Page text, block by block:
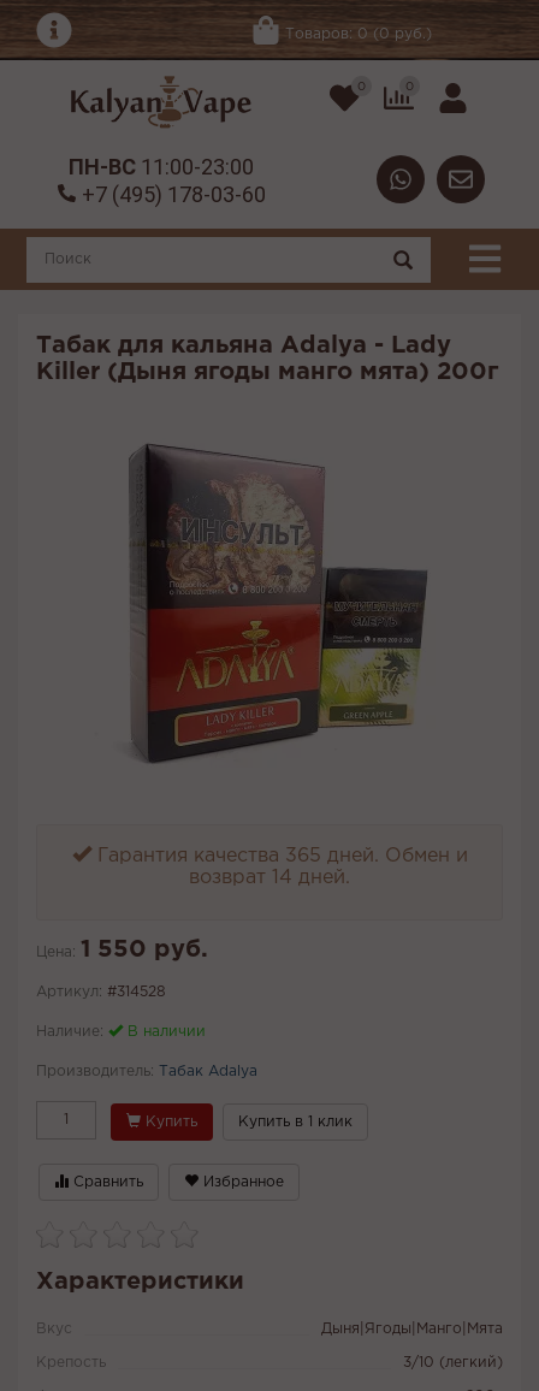
Товаров: 0 (0 руб.)
0 0
ПН-ВС 11:00-23:00
+7 (495) 178-03-60
Табак для кальяна Adalya - Lady
Killer (Дыня ягоды манго мята) 200г
Гарантия качества 365 дней. Обмен и
возврат 14 дней.
Цена: 1 550 руб.
Артикул: #314528
Наличие: В наличии
Производитель: Табак Adalya
Купить Купить в 1 клик
Сравнить Избранное
Характеристики
Вкус Дыня|Ягоды|Манго|Мята
Крепость 3/10 (легкий)